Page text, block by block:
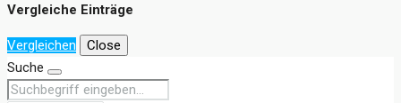
Vergleiche Einträge
Vergleichen
Close
Suche